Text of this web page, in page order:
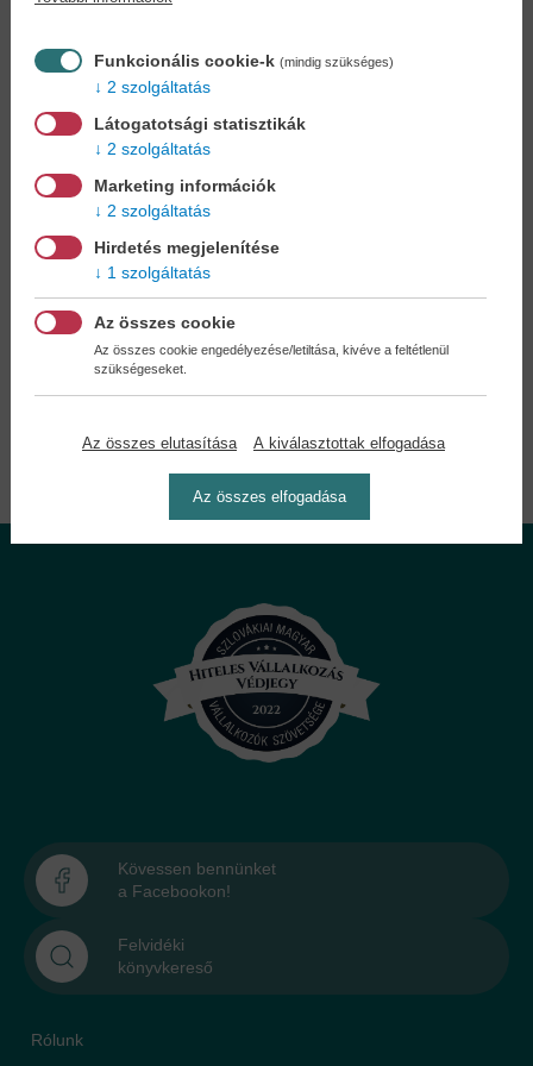
könyvet - tumultus nélkül!
Kedvezmények, nyereményjátékok,
bónuszok- tegye próbára a Könyvklub szolgáltatását
Ön is!
Alegelőnyösebb postaköltséggelszámoljon!
Önnek semmiféle kötelezettsége a Családi
Kövessen bennünket
a Facebookon!
Felvidéki
könyvkereső
Rólunk
Funkcionális cookie-k (mindig szükséges)
2 szolgáltatás
Látogatotsági statisztikák
2 szolgáltatás
Marketing információk
2 szolgáltatás
Hirdetés megjelenítése
1 szolgáltatás
Az összes cookie
Az összes cookie engedélyezése/letiltása, kivéve a feltétlenül
szükségeseket.
Az összes elutasítása A kiválasztottak elfogadása
Az összes elfogadása